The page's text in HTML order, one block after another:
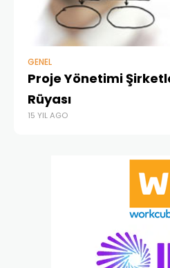
GENEL
Proje Yönetimi
Rüyası
15 YIL AGO